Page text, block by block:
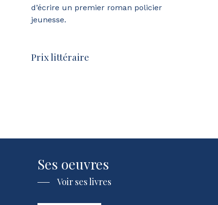
Votre panier est vide.
d’écrire un premier roman policier
jeunesse.
Prix littéraire
Ses oeuvres
Voir ses livres